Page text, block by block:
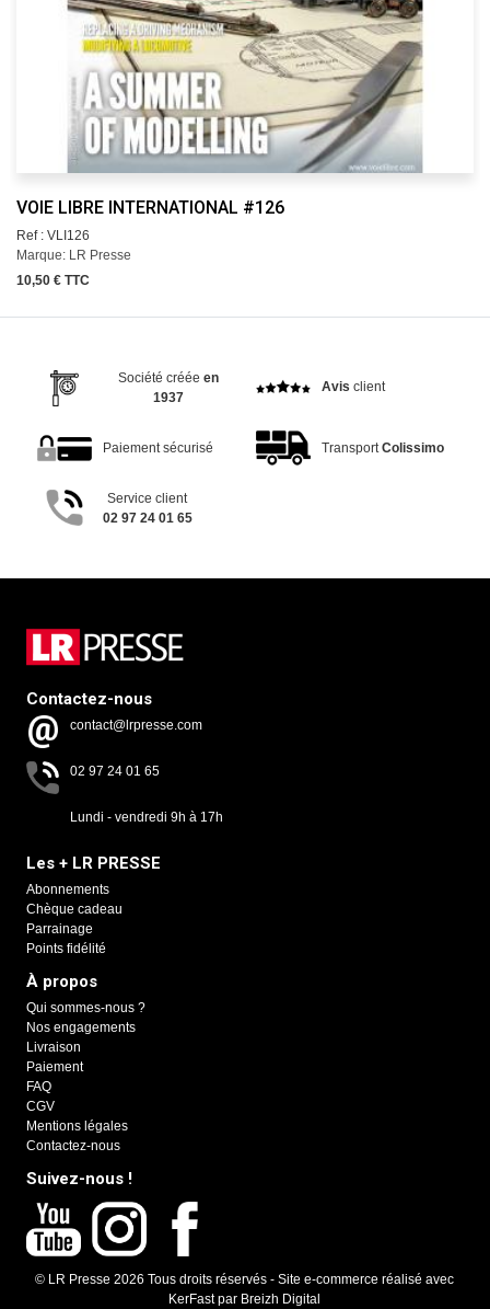
VOIE LIBRE INTERNATIONAL #126
Ref : VLI126
Marque: LR Presse
10,50 € TTC
Société créée en
1937
Avis client
Paiement sécurisé TransportColissimo
Service client
02 97 24 01 65
Contactez-nous
contact@lrpresse.com
02 97 24 01 65
Lundi - vendredi 9h à 17h
Les + LR PRESSE
Abonnements
Chèque cadeau
Parrainage
Points fidélité
À propos
Qui sommes-nous ?
Nos engagements
Livraison
Paiement
FAQ
CGV
Mentions légales
Contactez-nous
Suivez-nous !
© LR Presse 2026 Tous droits réservés -Site e-commerce réalisé avec
KerFastpar Breizh Digital